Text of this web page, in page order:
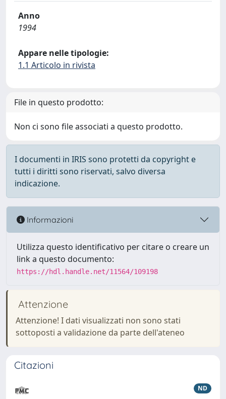
Anno
1994
Appare nelle tipologie:
1.1 Articolo in rivista
File in questo prodotto:
Non ci sono file associati a questo prodotto.
I documenti in IRIS sono protetti da copyright e
tutti i diritti sono riservati, salvo diversa
indicazione.
Informazioni
Utilizza questo identificativo per citare o creare un
link a questo documento:
https://hdl.handle.net/11564/109198
Attenzione
Attenzione! I dati visualizzati non sono stati
sottoposti a validazione da parte dell'ateneo
Citazioni
ND